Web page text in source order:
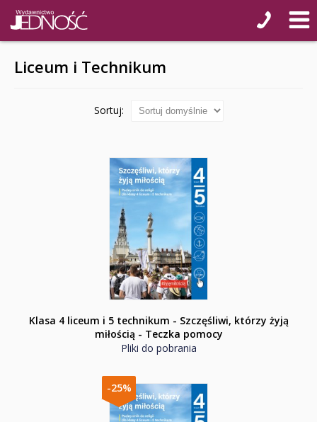
Liceum i Technikum
Sortuj:
Klasa 4 liceum i 5 technikum - Szczęśliwi, którzy żyją
miłością - Teczka pomocy
Pliki do pobrania
-25%